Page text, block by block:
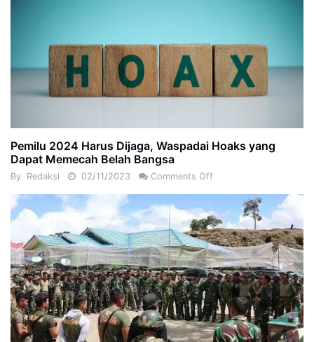
Pemilu 2024 Harus Dijaga, Waspadai Hoaks yang
Dapat Memecah Belah Bangsa
By Redaksi 02/11/2023 Comments Off